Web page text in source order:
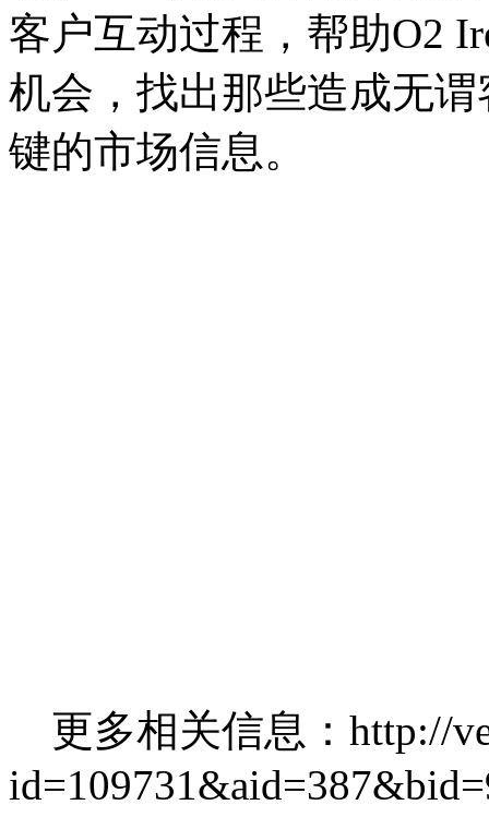
客户互动过程，帮助O2
机会，找出那些造成无
键的市场信息。
更多相关信息：http://